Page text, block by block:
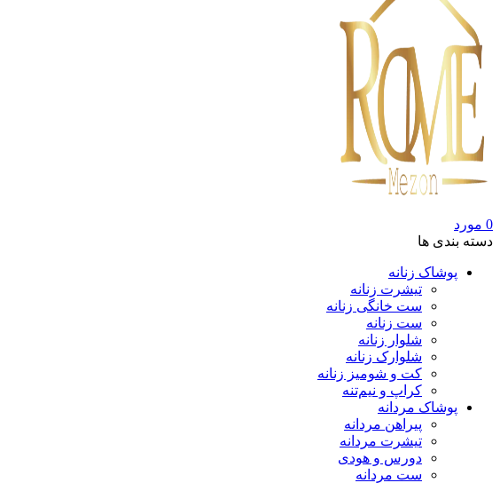
0 مورد
دسته بندی ها
پوشاک زنانه
تیشرت زنانه
ست خانگی زنانه
ست زنانه
شلوار زنانه
شلوارک زنانه
کت و شومیز زنانه
کراپ و نیم‌تنه
پوشاک مردانه
پیراهن مردانه
تیشرت مردانه
دورس و هودی
ست مردانه